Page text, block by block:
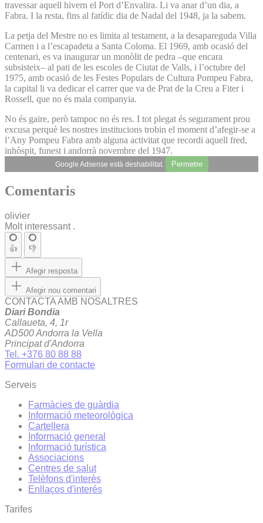
travessar aquell hivern el Port d’Envalira. Li va anar d’un dia, a
Fabra. I la resta, fins al fatídic dia de Nadal del 1948, ja la sabem.
La petja del Mestre no es limita al testament, a la desapareguda Villa
Carmen i a l’escapadeta a Santa Coloma. El 1969, amb ocasió del
centenari, es va inaugurar un monòlit de pedra –que encara
subsisteix– al pati de les escoles de Ciutat de Valls, i l’octubre del
1975, amb ocasió de les Festes Populars de Cultura Pompeu Fabra,
la capital li va dedicar el carrer que va de Prat de la Creu a Fiter i
Rossell, que no és mala companyia.
No és gaire, però tampoc no és res. I tot plegat és segurament prou
excusa perquè les nostres institucions trobin el moment d’afegir-se a
l’Any Pompeu Fabra amb alguna activitat que recordi aquell fred,
inhòspit, funest i andorrà novembre del 1947.
Google Adsense està deshabilitat. Permetre
Comentaris
olivier
Molt interessant .
👍 👎
Afegir resposta
Afegir nou comentari
CONTACTA AMB NOSALTRES
Diari Bondia
Callaueta, 4, 1r
AD500 Andorra la Vella
Principat d'Andorra
Tel. +376 80 88 88
Formulari de contacte
Serveis
Farmàcies de guàrdia
Informació meteorològica
Cartellera
Informació general
Informació turística
Associacions
Centres de salut
Telèfons d'interès
Enllaços d'interés
Tarifes